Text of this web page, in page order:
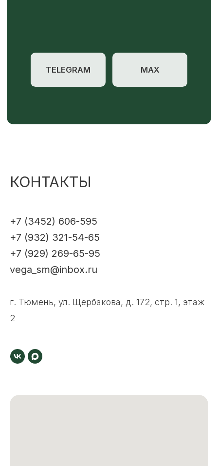
КОНТАКТЫ
+7 (3452) 606-595
+7 (932) 321-54-65
+7 (929) 269-65-95
vega_sm@inbox.ru
г. Тюмень, ул. Щербакова, д. 172, стр. 1, этаж
2